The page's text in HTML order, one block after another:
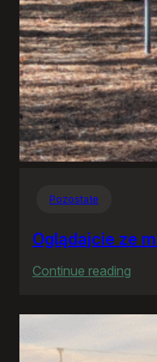
Pozostałe
Oglądajcie ze
Continue reading
ze